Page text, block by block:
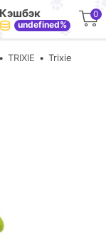
Кэшбэк
undefined%
0
TRIXIE Trixie